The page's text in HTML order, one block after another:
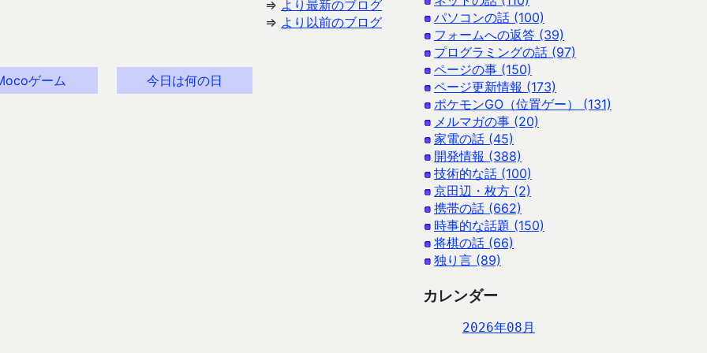
⇒ より最新のブログ
⇒ より以前のブログ
ゲーム 今日は何の日
パソコンの話 (100)
フォームへの返答 (39)
プログラミングの話 (97)
ページの事 (150)
ページ更新情報 (173)
ポケモンGO（位置ゲー） (131)
メルマガの事 (20)
家電の話 (45)
開発情報 (388)
技術的な話 (100)
京田辺・枚方 (2)
携帯の話 (662)
時事的な話題 (150)
将棋の話 (66)
独り言 (89)
カレンダー
2026年08月